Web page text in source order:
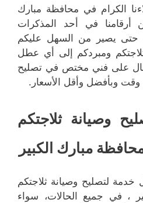
الكرام في محافظة مبارك
أرقامنا في أحد المذكرات
حتى يصير من السهل عليكم
ومبردكم إلى أي عطل
على فني مختص في تصليح
وقت وبأفضل وأقل الأسعار.
وصيانة ثلاجتكم
مبارك الكبير
خدمة لتصليح وصيانة ثلاجتكم
، في جميع الحالات، سواء